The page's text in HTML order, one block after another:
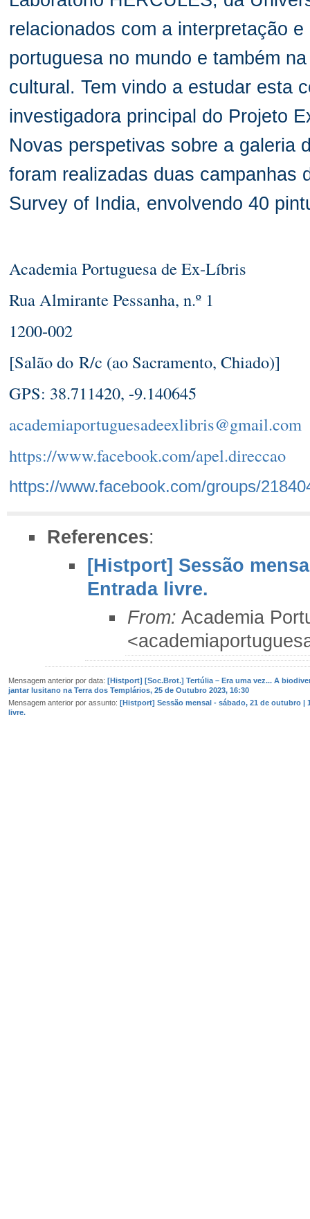
relacionados com a interpretação
portuguesa no mundo e também
cultural. Tem vindo a estudar esta
investigadora principal do Projeto
Novas perspetivas sobre a galeria
foram realizadas duas campanhas
Survey of India, envolvendo 40
Academia Portuguesa de Ex-Líbris
Rua Almirante Pessanha, n.º 1
1200-002
[Salão do R/c (ao Sacramento, Chiado)]
GPS: 38.711420, -9.140645
academiaportuguesadeexlibris@gmail.com
https://www.facebook.com/apel.direccao
https://www.facebook.com/groups/
References:
[Histport] Sessão
Entrada livre.
From: Academia
Mensagem anterior por data: [Histport] [Soc.Brot.] Tertúlia – Era uma vez... A
jantar lusitano na Terra dos Templários, 25 de Outubro 2023, 16:30
Mensagem anterior por assunto: [Histport] Sessão mensal - sábado, 21 de outubro |
livre.